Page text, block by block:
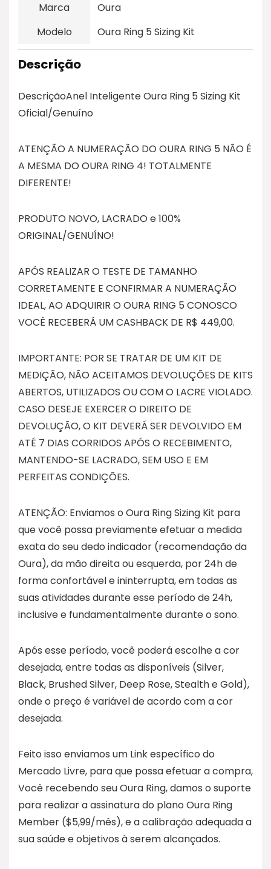
Marca
Oura
Modelo
Oura Ring 5 Sizing Kit
Descrição
DescriçãoAnel Inteligente Oura Ring 5 Sizing Kit
Oficial/Genuíno
ATENÇÃO A NUMERAÇÃO DO OURA RING 5 NÃO É
A MESMA DO OURA RING 4! TOTALMENTE
DIFERENTE!
PRODUTO NOVO, LACRADO e 100%
ORIGINAL/GENUÍNO!
APÓS REALIZAR O TESTE DE TAMANHO
CORRETAMENTE E CONFIRMAR A NUMERAÇÃO
IDEAL, AO ADQUIRIR O OURA RING 5 CONOSCO
VOCÊ RECEBERÁ UM CASHBACK DE R$ 449,00.
IMPORTANTE: POR SE TRATAR DE UM KIT DE
MEDIÇÃO, NÃO ACEITAMOS DEVOLUÇÕES DE KITS
ABERTOS, UTILIZADOS OU COM O LACRE VIOLADO.
CASO DESEJE EXERCER O DIREITO DE
DEVOLUÇÃO, O KIT DEVERÁ SER DEVOLVIDO EM
ATÉ 7 DIAS CORRIDOS APÓS O RECEBIMENTO,
MANTENDO-SE LACRADO, SEM USO E EM
PERFEITAS CONDIÇÕES.
ATENÇÃO: Enviamos o Oura Ring Sizing Kit para
que você possa previamente efetuar a medida
exata do seu dedo indicador (recomendação da
Oura), da mão direita ou esquerda, por 24h de
forma confortável e ininterrupta, em todas as
suas atividades durante esse período de 24h,
inclusive e fundamentalmente durante o sono.
Após esse período, você poderá escolhe a cor
desejada, entre todas as disponíveis (Silver,
Black, Brushed Silver, Deep Rose, Stealth e Gold),
onde o preço é variável de acordo com a cor
desejada.
Feito isso enviamos um Link específico do
Mercado Livre, para que possa efetuar a compra,
Você recebendo seu Oura Ring, damos o suporte
para realizar a assinatura do plano Oura Ring
Member ($5,99/mês), e a calibração adequada a
sua saúde e objetivos à serem alcançados.